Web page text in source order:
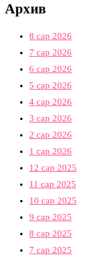
Архив
8 сар 2026
7 сар 2026
6 сар 2026
5 сар 2026
4 сар 2026
3 сар 2026
2 сар 2026
1 сар 2026
12 сар 2025
11 сар 2025
10 сар 2025
9 сар 2025
8 сар 2025
7 сар 2025